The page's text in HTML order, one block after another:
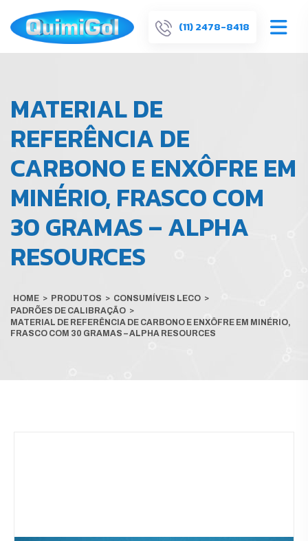
(11) 2478-8418
MATERIAL DE
REFERÊNCIA DE
CARBONO E ENXÔFRE EM
MINÉRIO, FRASCO COM
30 GRAMAS – ALPHA
RESOURCES
HOME > PRODUTOS > CONSUMÍVEIS LECO >
PADRÕES DE CALIBRAÇÃO >
MATERIAL DE REFERÊNCIA DE CARBONO E ENXÔFRE EM MINÉRIO,
FRASCO COM 30 GRAMAS – ALPHA RESOURCES